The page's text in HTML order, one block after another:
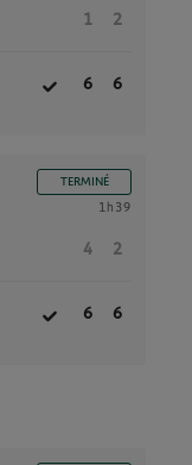
1 2
6 6
TERMINÉ
1h39
4 2
6 6